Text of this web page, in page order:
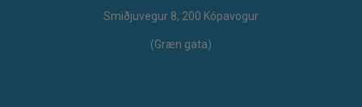
Smiðjuvegur 8, 200 Kópavogur
(Græn gata)